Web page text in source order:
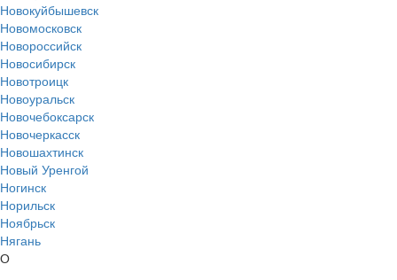
Новокуйбышевск
Новомосковск
Новороссийск
Новосибирск
Новотроицк
Новоуральск
Новочебоксарск
Новочеркасск
Новошахтинск
Новый Уренгой
Ногинск
Норильск
Ноябрьск
Нягань
О